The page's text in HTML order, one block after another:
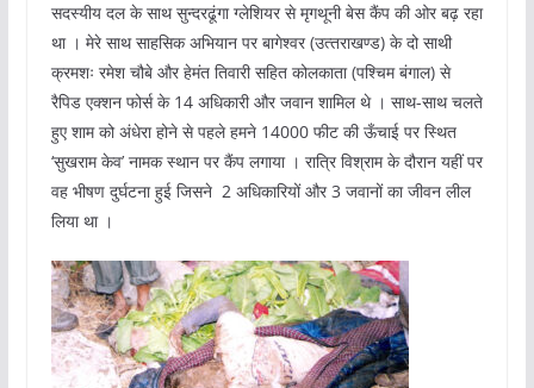
सदस्‍यीय दल के साथ सुन्‍दरढूंगा ग्‍ले‍शियर से मृगथूनी बेस कैंप की ओर बढ़ रहा
था । मेरे साथ साहसिक अभियान पर बागेश्‍वर (उत्‍तराखण्‍ड) के दो साथी
क्रमशः रमेश चौबे और हेमंत तिवारी सहित कोलकाता (पश्चिम बंगाल) से
रैपिड एक्‍शन फोर्स के 14 अधिकारी और जवान शामिल थे । साथ-साथ चलते
हुए शाम को अंधेरा होने से पहले हमने 14000 फीट की ऊँचाई पर स्थित
‘सुखराम केव’ नामक स्‍थान पर कैंप लगाया । रात्रि विश्राम के दौरान यहीं पर
वह भीषण दुर्घटना हुई जिसने 2 अधिकारियों और 3 जवानों का जीवन लील
लिया था ।